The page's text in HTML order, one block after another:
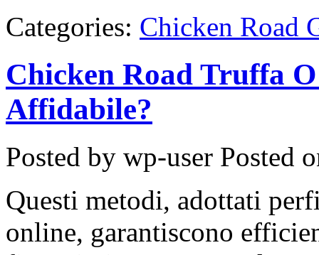
Categories: Chicken Road
Chicken Road Truffa
Affidabile?
Posted by wp-user Posted
Questi metodi, adottati
online, garantiscono